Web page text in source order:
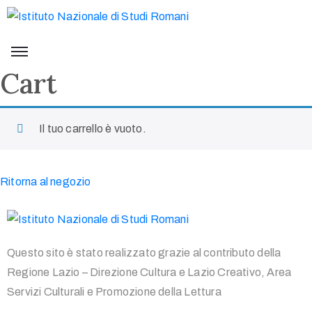
Cart
Il tuo carrello è vuoto.
Ritorna al negozio
Questo sito è stato realizzato grazie al contributo della
Regione Lazio – Direzione Cultura e Lazio Creativo, Area
Servizi Culturali e Promozione della Lettura